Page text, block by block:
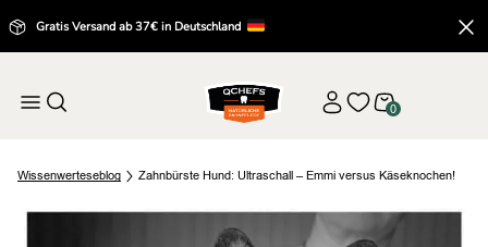
Gratis Versand ab 37€ in Deutschland
0
Wissenwerteseblog Zahnbürste Hund: Ultraschall – Emmi versus Käseknochen!